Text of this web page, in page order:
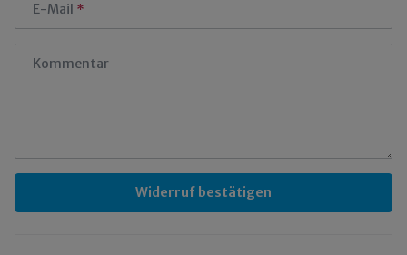
E-Mail
Kommentar
Widerruf bestätigen